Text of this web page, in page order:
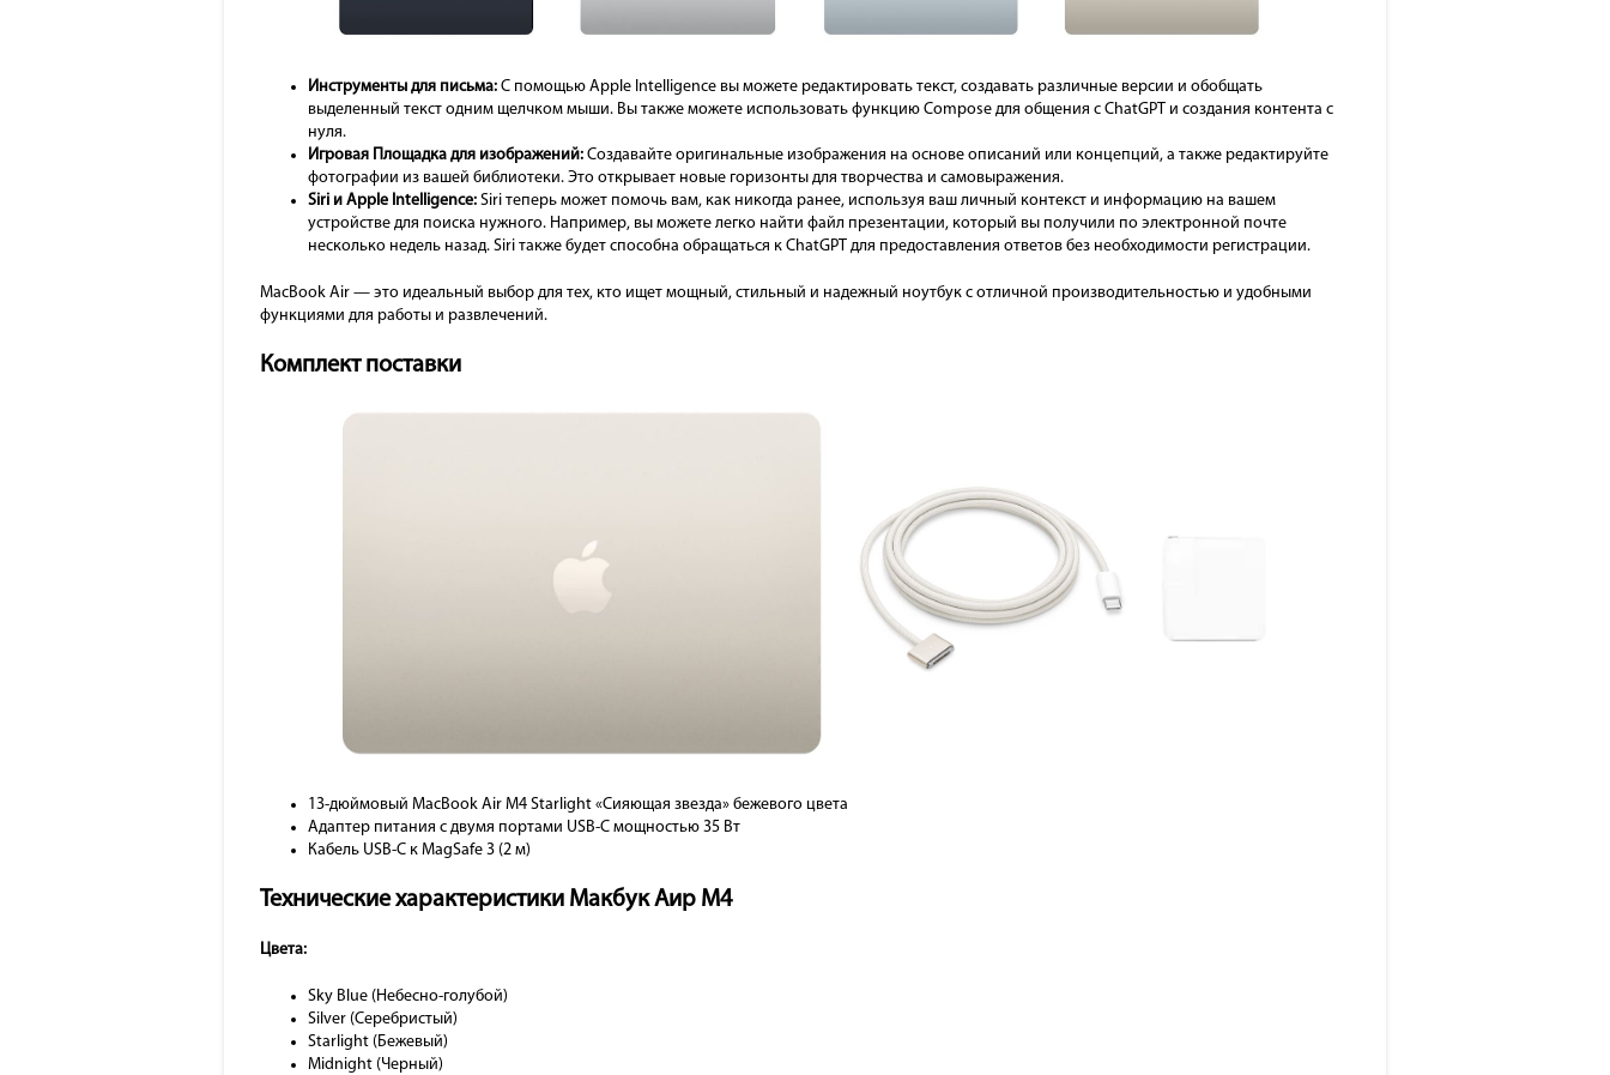
Инструменты для письма: С помощью Apple Intelligence вы можете редактировать текст, создавать различные версии и обобщать
выделенный текст одним щелчком мыши. Вы также можете использовать функцию Compose для общения с ChatGPT и создания контента с
нуля.
Игровая Площадка для изображений: Создавайте оригинальные изображения на основе описаний или концепций, а также редактируйте
фотографии из вашей библиотеки. Это открывает новые горизонты для творчества и самовыражения.
Siri и Apple Intelligence: Siri теперь может помочь вам, как никогда ранее, используя ваш личный контекст и информацию на вашем
устройстве для поиска нужного. Например, вы можете легко найти файл презентации, который вы получили по электронной почте
несколько недель назад. Siri также будет способна обращаться к ChatGPT для предоставления ответов без необходимости регистрации.
MacBook Air — это идеальный выбор для тех, кто ищет мощный, стильный и надежный ноутбук с отличной производительностью и удобными
функциями для работы и развлечений.
Комплект поставки
13-дюймовый MacBook Air M4 Starlight «Сияющая звезда» бежевого цвета
Адаптер питания с двумя портами USB-C мощностью 35 Вт
Кабель USB-C к MagSafe 3 (2 м)
Технические характеристики Макбук Аир М4
Цвета:
Sky Blue (Небесно-голубой)
Silver (Серебристый)
Starlight (Бежевый)
Midnight (Черный)